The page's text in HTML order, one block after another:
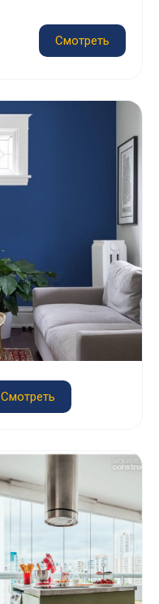
Смотреть
Смотреть